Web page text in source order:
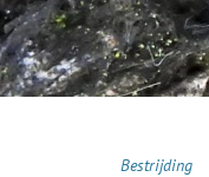
Bestrijding